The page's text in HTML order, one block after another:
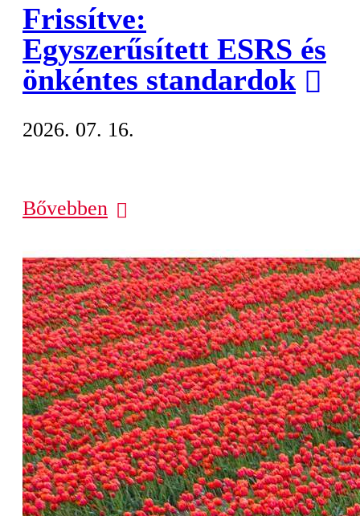
Frissítve:
Egyszerűsített ESRS és
önkéntes standardok
2026. 07. 16.
Bővebben